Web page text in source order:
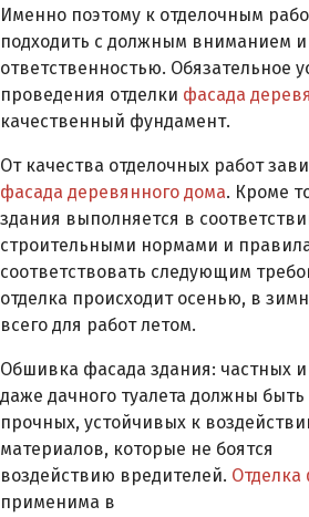
Именно поэтому к отделочным
подходить с должным вниманием и
ответственностью. Обязательное
проведения отделки фасада
качественный фундамент.
От качества отделочных работ
фасада деревянного дома. Кроме
здания выполняется в
строительными нормами и
соответствовать следующим
отделка происходит осенью, в
всего для работ летом.
Обшивка фасада здания: частных
даже дачного туалета должны
прочных, устойчивых к
материалов, которые не боятся
воздействию вредителей. Отделка
применима в